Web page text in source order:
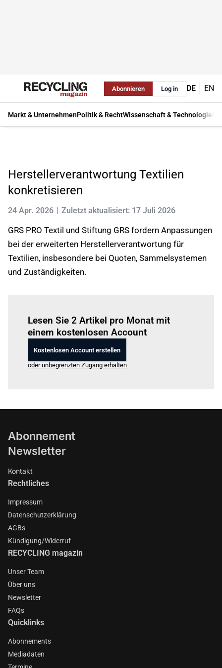
Abonnieren Log in DE EN
Markt & UnternehmenPolitik & RechtWissenschaft & Technologie
Herstellerverantwortung Textilien
konkretisieren
24 Apr. 2026 Zuletzt aktualisiert: 17 Juli 2026
GRS PRO Textil und Stiftung GRS fordern Anpassungen
bei der erweiterten Herstellerverantwortung für
Textilien, insbesondere bei Quoten, Sammelsystemen
und Zuständigkeiten.
Lesen Sie 2 Artikel pro Monat mit
einem kostenlosen Account
Kostenlosen Account erstellen
oder unbegrenzten Zugang erhalten
Abonnement
Newsletter
Kontakt
Rechtliches
Impressum
Datenschutzerklärung
AGBs
Kündigung/Widerruf
RECYCLING magazin
Unser Team
Über uns
Newsletter
FAQs
Quicklinks
Abonnements
Mediadaten